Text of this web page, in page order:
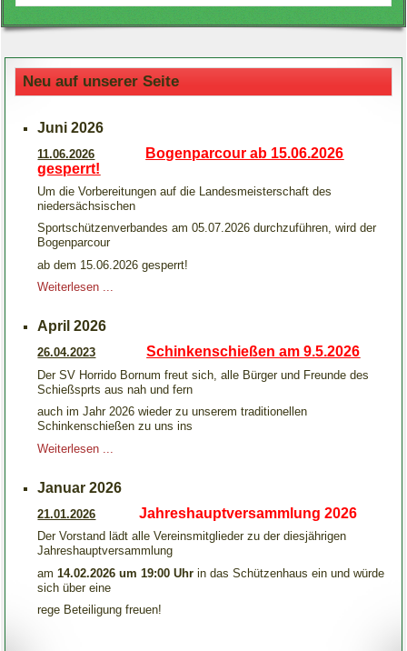
Neu auf unserer Seite
Juni 2026
11.06.2026
Bogenparcour ab 15.06.2026
gesperrt!
Um die Vorbereitungen auf die Landesmeisterschaft des
niedersächsischen
Sportschützenverbandes am 05.07.2026 durchzuführen, wird der
Bogenparcour
ab dem 15.06.2026 gesperrt!
Weiterlesen ...
April 2026
26.04.2023 Schinkenschießen am 9.5.2026
Der SV Horrido Bornum freut sich, alle Bürger und Freunde des
Schießsprts aus nah und fern
auch im Jahr 2026 wieder zu unserem traditionellen
Schinkenschießen zu uns ins
Weiterlesen ...
Januar 2026
21.01.2026 Jahreshauptversammlung 2026
Der Vorstand lädt alle Vereinsmitglieder zu der diesjährigen
Jahreshauptversammlung
am14.02.2026 um 19:00 Uhr in das Schützenhaus ein und würde
sich über eine
rege Beteiligung freuen!